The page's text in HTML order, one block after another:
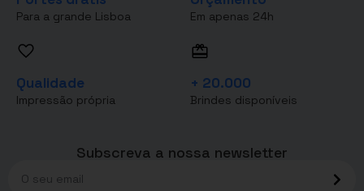
Para a grande Lisboa Em apenas 24h
Qualidade
Impressão própria
+ 20.000
Brindes disponíveis
Subscreva a nossa newsletter